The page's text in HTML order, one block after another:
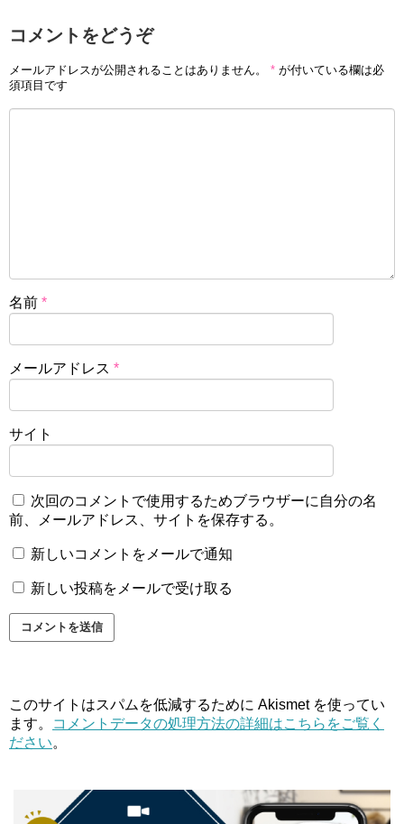
コメントをどうぞ
メールアドレスが公開されることはありません。 * が付いている欄は必
須項目です
名前 *
メールアドレス *
サイト
次回のコメントで使用するためブラウザーに自分の名
前、メールアドレス、サイトを保存する。
新しいコメントをメールで通知
新しい投稿をメールで受け取る
このサイトはスパムを低減するために Akismet を使ってい
ます。
コメントデータの処理方法の詳細はこちらをご覧く
ださい。